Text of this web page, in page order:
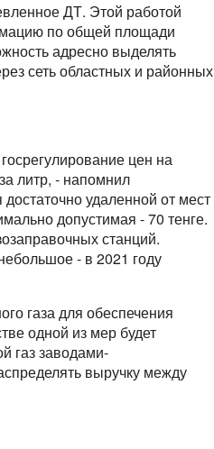
ДТ. Этой работой
по общей площади
адресно выделять
сеть областных и районных
цен на
литр, - напомнил
удаленной от мест
допустимая - 70 тенге.
станций.
- в 2021 году
газа для обеспечения
одной из мер будет
газ заводами-
выручку между